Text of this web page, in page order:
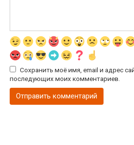
Сохранить моё имя, email и адрес
последующих моих комментариев.